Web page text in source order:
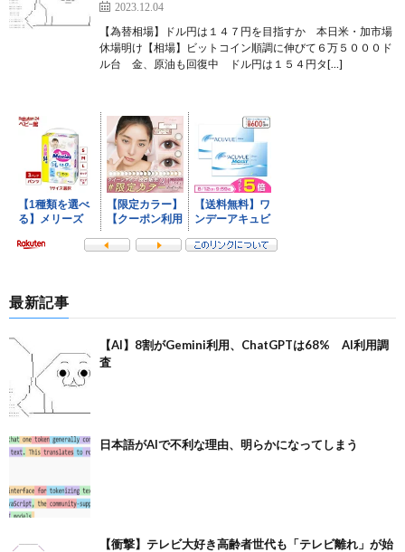
2023.12.04
【為替相場】ドル円は１４７円を目指すか 本日米・加市場
休場明け【相場】ビットコイン順調に伸びて６万５０００ド
ル台 金、原油も回復中 ドル円は１５４円タ[…]
最新記事
【AI】8割がGemini利用、ChatGPTは68% AI利用調
査
日本語がAIで不利な理由、明らかになってしまう
【衝撃】テレビ大好き高齢者世代も「テレビ離れ」が始